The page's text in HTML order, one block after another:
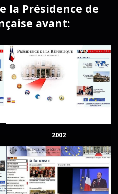
la Présidence de
avant:
2002